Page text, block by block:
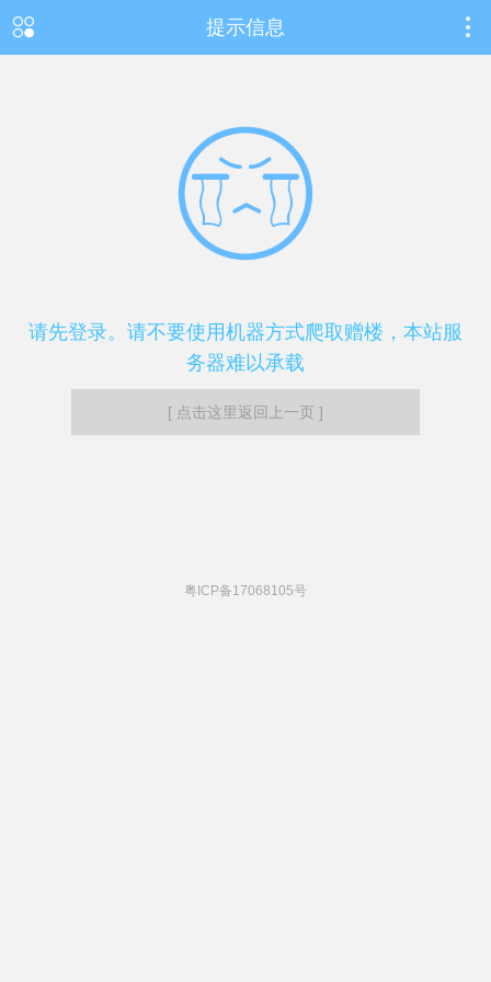
提示信息
请先登录。请不要使用机器方式爬取赠楼，本站服
务器难以承载
[ 点击这里返回上一页 ]
粤ICP备17068105号